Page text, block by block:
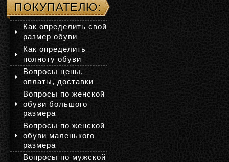
ПОКУПАТЕЛЮ:
Как определить свой
размер обуви
Как определить
полноту обуви
Вопросы цены,
оплаты, доставки
Вопросы по женской
обуви большого
размера
Вопросы по женской
обуви маленького
размера
Вопросы по мужской